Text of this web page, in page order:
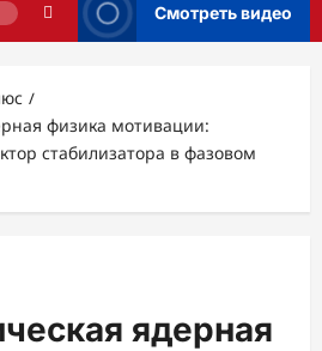
Смотреть видео
физика мотивации:
стабилизатора в фазовом
ядерная